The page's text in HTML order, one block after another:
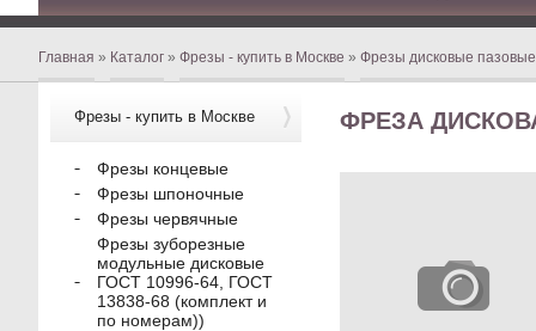
Главная » Каталог » Фрезы - купить в Москве » Фрезы дисковые пазовые
ФРЕЗА
Фрезы - купить в Москве
Фрезы концевые
Фрезы шпоночные
Фрезы червячные
Фрезы зуборезные
модульные дисковые
ГОСТ 10996-64, ГОСТ
13838-68 (комплект и
по номерам))